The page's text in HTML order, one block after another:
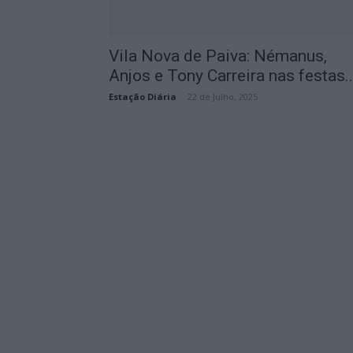
Vila Nova de Paiva: Némanus,
Anjos e Tony Carreira nas
Estação Diária 22 de Julho, 2025